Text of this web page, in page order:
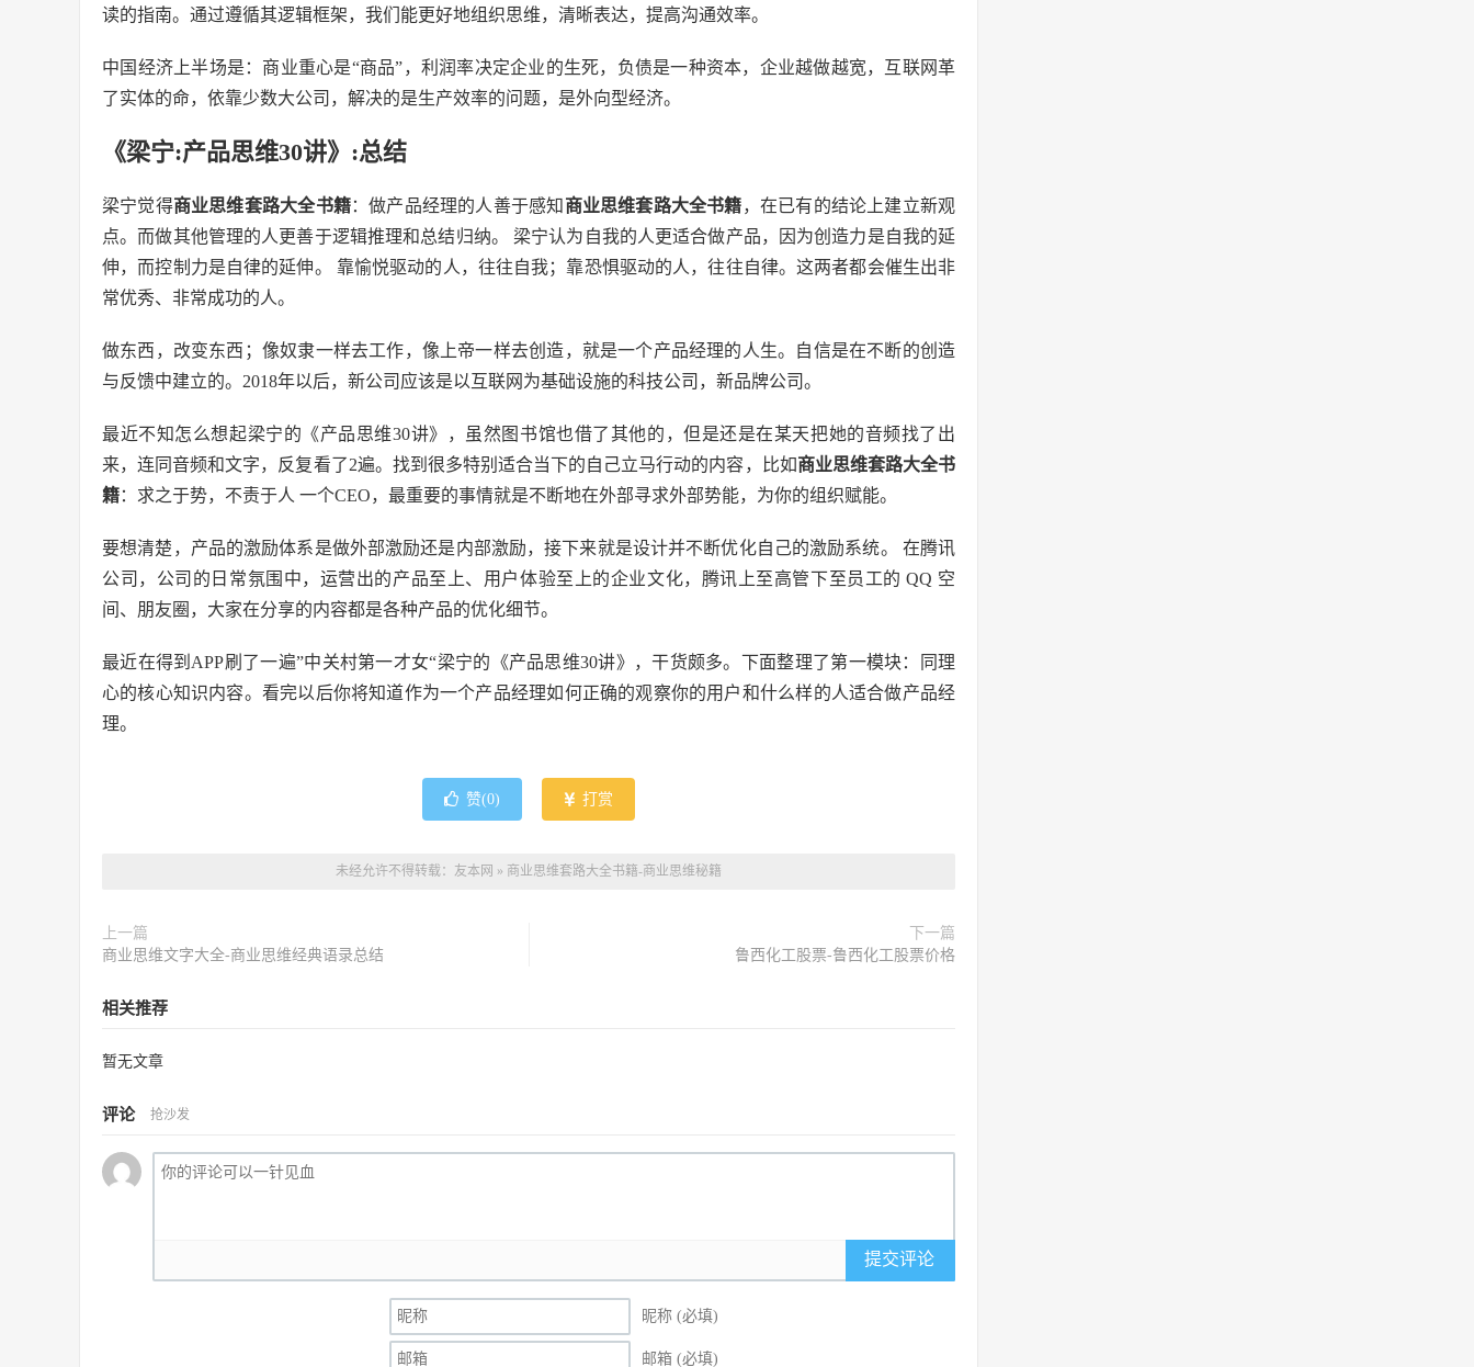
读的指南。通过遵循其逻辑框架，我们能更好地组织思维，清晰表达，提高沟通效率。
中国经济上半场是：商业重心是“商品”，利润率决定企业的生死，负债是一种资本，企业越做越宽，互联网革
了实体的命，依靠少数大公司，解决的是生产效率的问题，是外向型经济。
《梁宁:产品思维30讲》:总结
梁宁觉得商业思维套路大全书籍：做产品经理的人善于感知 商业思维套路大全书籍，在已有的结论上建立新观
点。而做其他管理的人更善于逻辑推理和总结归纳。 梁宁认为自我的人更适合做产品，因为创造力是自我的延
伸，而控制力是自律的延伸。 靠愉悦驱动的人，往往自我；靠恐惧驱动的人，往往自律。这两者都会催生出非
常优秀、非常成功的人。
做东西，改变东西；像奴隶一样去工作，像上帝一样去创造，就是一个产品经理的人生。自信是在不断的创造
与反馈中建立的。2018年以后，新公司应该是以互联网为基础设施的科技公司，新品牌公司。
最近不知怎么想起梁宁的《产品思维30讲》，虽然图书馆也借了其他的，但是还是在某天把她的音频找了出
来，连同音频和文字，反复看了2遍。找到很多特别适合当下的自己立马行动的内容，比如商业思维套路大全书
籍：求之于势，不责于人 一个CEO，最重要的事情就是不断地在外部寻求外部势能，为你的组织赋能。
要想清楚，产品的激励体系是做外部激励还是内部激励，接下来就是设计并不断优化自己的激励系统。 在腾讯
公司，公司的日常氛围中，运营出的产品至上、用户体验至上的企业文化，腾讯上至高管下至员工的 QQ 空
间、朋友圈，大家在分享的内容都是各种产品的优化细节。
最近在得到APP刷了一遍”中关村第一才女“梁宁的《产品思维30讲》，干货颇多。下面整理了第一模块：同理
心的核心知识内容。看完以后你将知道作为一个产品经理如何正确的观察你的用户和什么样的人适合做产品经
理。
赞(0) 打赏
未经允许不得转载： 友本网 » 商业思维套路大全书籍-商业思维秘籍
上一篇
商业思维文字大全-商业思维经典语录总结
下一篇
鲁西化工股票-鲁西化工股票价格
相关推荐
暂无文章
评论 抢沙发
提交评论
昵称 (必填)
邮箱 (必填)